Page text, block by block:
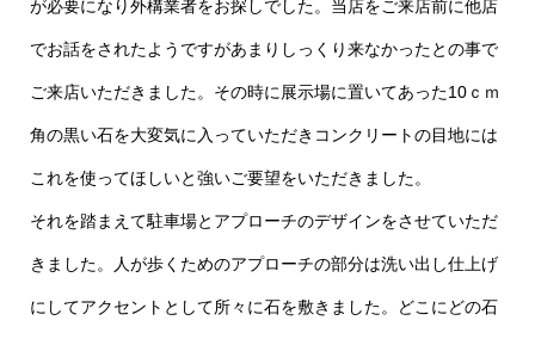
が必要になり外構業者をお探しでした。当店をご来店前に他店
でお話をされたようですがあまりしっくり来なかったとの事で
ご来店いただきました。その時に展示場に置いてあった10ｃｍ
角の黒い石を大変気に入っていただきコンクリートの目地には
これを使ってほしいと強いご要望をいただきました。
それを踏まえて駐車場とアプローチのデザインをさせていただ
きました。人が歩くためのアプローチの部分は洗い出し仕上げ
にしてアクセントとして所々に石を敷きました。どこにどの石